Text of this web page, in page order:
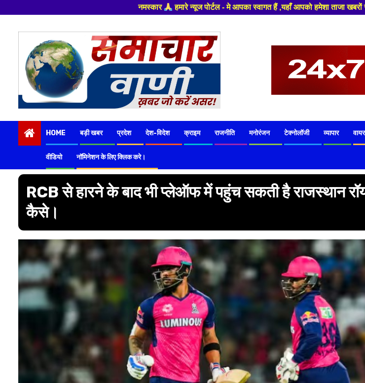
हमारे न्यूज पोर्टल - मे आपका स्वागत हैं ,यहाँ आपको हमेशा ताजा खबरों से रूबरू कराया जाएगा
content
HOME बड़ी खबर प्रदेश देश-विदेश क्राइम राजनीति मनोरंजन टेक्नोलॉजी व्यापार
वीडियो नॉमिनेशन के लिए क्लिक करे।
RCB से हारने के बाद भी प्लेऑफ में पहुंच सकती है राजस्थान
कैसे।